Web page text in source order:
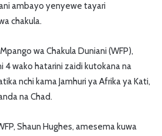
ambayo yenyewe tayari
chakula.
wa Chakula Duniani (WFP),
4 wako hatarini zaidi kutokana na
nchi kama Jamhuri ya Afrika ya Kati,
na Chad.
Shaun Hughes, amesema kuwa